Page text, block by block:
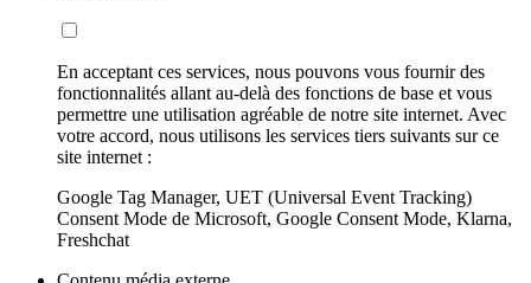
En acceptant ces services, nous pouvons vous fournir des
fonctionnalités allant au-delà des fonctions de base et vous
permettre une utilisation agréable de notre site internet. Avec
votre accord, nous utilisons les services tiers suivants sur ce
site internet :
Google Tag Manager, UET (Universal Event Tracking)
Consent Mode de Microsoft, Google Consent Mode, Klarna,
Freshchat